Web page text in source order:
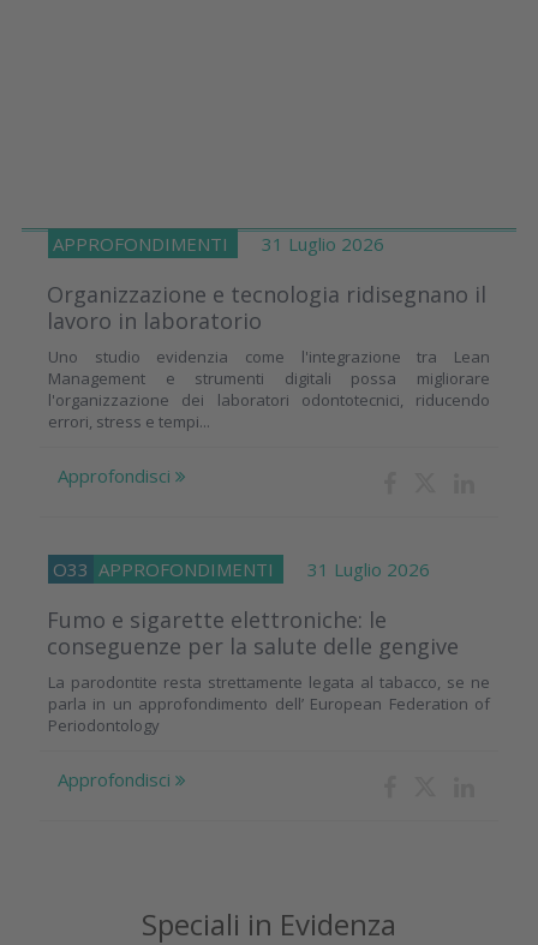
APPROFONDIMENTI 31 Luglio 2026
Organizzazione e tecnologia ridisegnano il
lavoro in laboratorio
Uno studio evidenzia come l'integrazione tra Lean
Management e strumenti digitali possa migliorare
l'organizzazione dei laboratori odontotecnici, riducendo
errori, stress e tempi...
Approfondisci
O33 APPROFONDIMENTI 31 Luglio 2026
Fumo e sigarette elettroniche: le
conseguenze per la salute delle gengive
La parodontite resta strettamente legata al tabacco, se ne
parla in un approfondimento dell’ European Federation of
Periodontology
Approfondisci
Speciali in Evidenza